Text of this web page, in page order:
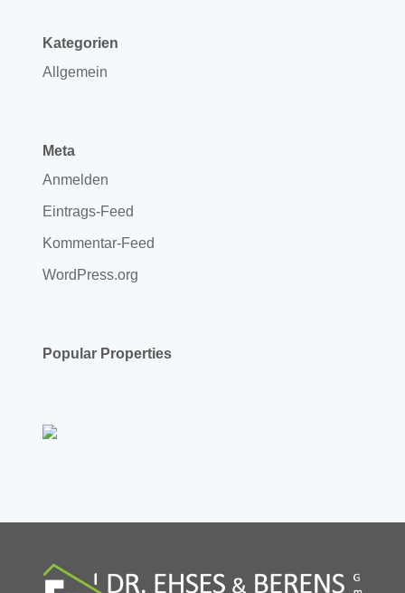
Kategorien
Allgemein
Meta
Anmelden
Eintrags-Feed
Kommentar-Feed
WordPress.org
Popular Properties